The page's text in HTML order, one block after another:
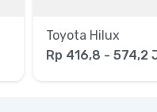
Toyota Hilux
Rp 416,8 - 574,2